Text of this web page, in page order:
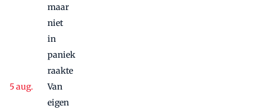
maar
niet
in
paniek
raakte
Van
eigen